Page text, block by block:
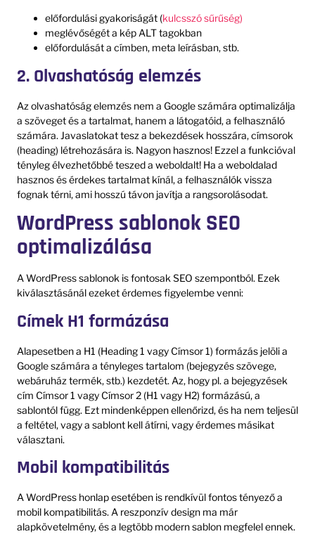
előfordulási gyakoriságát (kulcsszó sűrűség)
meglévőségét a kép ALT tagokban
előfordulását a címben, meta leírásban, stb.
2. Olvashatóság elemzés
Az olvashatóság elemzés nem a Google számára optimalizálja
a szöveget és a tartalmat, hanem a látogatóid, a felhasználó
számára. Javaslatokat tesz a bekezdések hosszára, címsorok
(heading) létrehozására is. Nagyon hasznos! Ezzel a funkcióval
tényleg élvezhetőbbé teszed a weboldalt! Ha a weboldalad
hasznos és érdekes tartalmat kínál, a felhasználók vissza
fognak térni, ami hosszú távon javítja a rangsorolásodat.
WordPress sablonok SEO
optimalizálása
A WordPress sablonok is fontosak SEO szempontból. Ezek
kiválasztásánál ezeket érdemes figyelembe venni:
Címek H1 formázása
Alapesetben a H1 (Heading 1 vagy Címsor 1) formázás jelöli a
Google számára a tényleges tartalom (bejegyzés szövege,
webáruház termék, stb.) kezdetét. Az, hogy pl. a bejegyzések
cím Címsor 1 vagy Címsor 2 (H1 vagy H2) formázású, a
sablontól függ. Ezt mindenképpen ellenőrizd, és ha nem teljesül
a feltétel, vagy a sablont kell átírni, vagy érdemes másikat
választani.
Mobil kompatibilitás
A WordPress honlap esetében is rendkívül fontos tényező a
mobil kompatibilitás. A reszponzív design ma már
alapkövetelmény, és a legtöbb modern sablon megfelel ennek.